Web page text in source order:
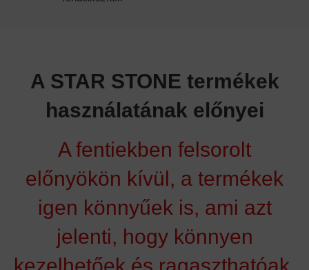
A STAR STONE termékek
használatának előnyei
A fentiekben felsorolt
előnyökön kívül, a termékek
igen könnyűek is, ami azt
jelenti, hogy könnyen
kezelhetőek és ragaszthatóak.